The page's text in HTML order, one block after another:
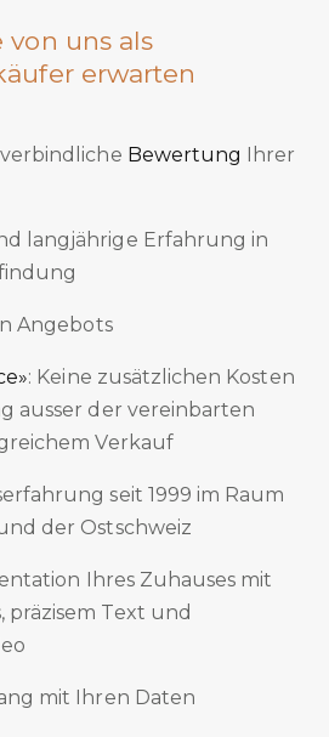
von uns als
erwarten
Bewertung
Ihrer
langjährige Erfahrung in
Angebots
: Keine zusätzlichen Kosten
ausser der vereinbarten
Verkauf
seit 1999 im Raum
der Ostschweiz
Ihres Zuhauses mit
präzisem Text und
mit Ihren Daten